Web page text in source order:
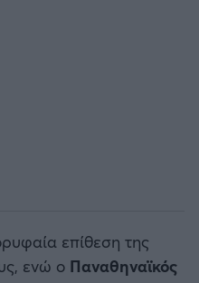
επίθεση της
ενώ ο Παναθηναϊκός